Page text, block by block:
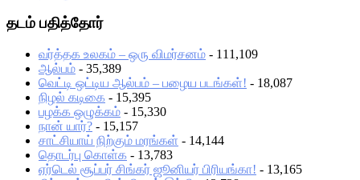
தடம் பதித்தோர்
வர்த்தக உலகம் – ஒரு விமர்சனம் - 111,109
ஆல்பம் - 35,389
வெட்டி ஒட்டிய ஆல்பம் – பழைய படங்கள்! - 18,087
நிழல் கடிகை - 15,395
பழக்க ஒழுக்கம் - 15,330
நான் யார்? - 15,157
சாட்சியாய் நிற்கும் மரங்கள் - 14,144
தொடர்பு கொள்க - 13,783
ஏர்டெல் சூப்பர் சிங்கர் ஜூனியர் பிரியங்கா! - 13,165